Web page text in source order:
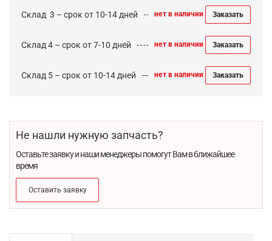
Cклад 3 – срок от 10-14 дней нет в наличии Заказать
Склад 4 – срок от 7-10 дней нет в наличии Заказать
Склад 5 – срок от 10-14 дней нет в наличии Заказать
Не нашли нужную запчасть?
Оставьте заявку и наши менеджеры помогут Вам в ближайшее
время
Оставить заявку